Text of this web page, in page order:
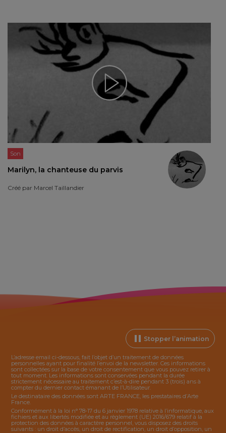
Son
Marilyn, la chanteuse du parvis
Créé par Marcel Taillandier
Stopper l’animation
L’adresse email ci-dessous, fait l’objet d’un traitement de données
personnelles ayant pour finalité l’envoi de la newsletter. Ces informations
sont collectées sur la base de votre consentement que vous pouvez retirer à
tout moment. Les informations sont conservées pendant la durée
strictement nécessaire au traitement c’est-à-dire pendant 3 (trois) ans à
compter du dernier contact émanant de l’Utilisateur.
Le destinataire des données sont ARTE FRANCE, les prestataires d’Arte
France.
Conformément à la loi n° 78-17 du 6 janvier 1978 relative à l’informatique, aux
fichiers et aux libertés modifiée et au règlement (UE) 2016/679 relatif à la
protection des données à caractère personnel, vous disposez des droits
suivants : un droit d’accès, un droit de rectification, un droit d’opposition, un